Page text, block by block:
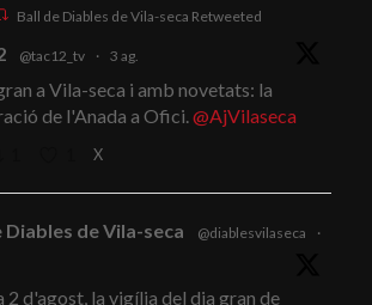
Ball de Diables de Vila-seca Retweeted
@tac12_tv · 3 ag.
a Vila-seca i amb novetats: la
de l'Anada a Ofici.@AjVilaseca
X
Diables de Vila-seca @diablesvilaseca
·
2 d'agost, la vigília del dia gran de